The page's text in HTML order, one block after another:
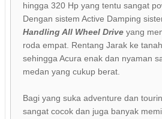
hingga 320 Hp yang tentu sangat
Dengan sistem Active Damping
Handling All Wheel Drive yang
roda empat. Rentang Jarak ke
sehingga Acura enak dan nyaman
medan yang cukup berat.
Bagi yang suka adventure dan
sangat cocok dan juga banyak